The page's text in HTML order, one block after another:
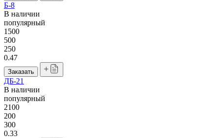
Б-8
В наличии
популярный
1500
500
250
0.47
Заказать
ДБ-21
В наличии
популярный
2100
200
300
0.33